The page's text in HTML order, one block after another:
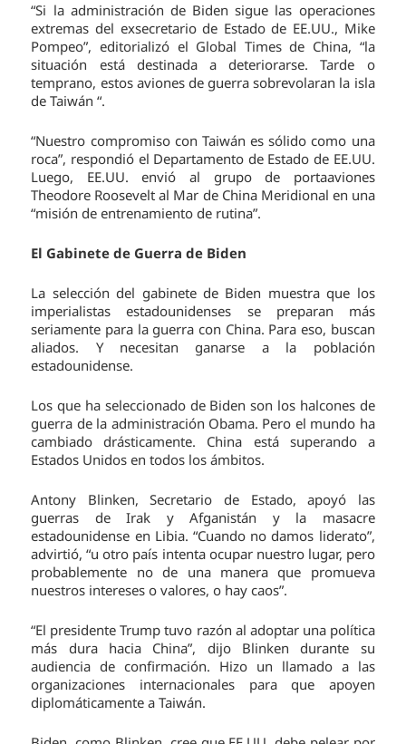
“Si la administración de Biden sigue las operaciones
extremas del exsecretario de Estado de EE.UU., Mike
Pompeo”, editorializó el Global Times de China, “la
situación está destinada a deteriorarse. Tarde o
temprano, estos aviones de guerra sobrevolaran la isla
de Taiwán “.
“Nuestro compromiso con Taiwán es sólido como una
roca”, respondió el Departamento de Estado de EE.UU.
Luego, EE.UU. envió al grupo de portaaviones
Theodore Roosevelt al Mar de China Meridional en una
“misión de entrenamiento de rutina”.
El Gabinete de Guerra de Biden
La selección del gabinete de Biden muestra que los
imperialistas estadounidenses se preparan más
seriamente para la guerra con China. Para eso, buscan
aliados. Y necesitan ganarse a la población
estadounidense.
Los que ha seleccionado de Biden son los halcones de
guerra de la administración Obama. Pero el mundo ha
cambiado drásticamente. China está superando a
Estados Unidos en todos los ámbitos.
Antony Blinken, Secretario de Estado, apoyó las
guerras de Irak y Afganistán y la masacre
estadounidense en Libia. “Cuando no damos liderato”,
advirtió, “u otro país intenta ocupar nuestro lugar, pero
probablemente no de una manera que promueva
nuestros intereses o valores, o hay caos”.
“El presidente Trump tuvo razón al adoptar una política
más dura hacia China”, dijo Blinken durante su
audiencia de confirmación. Hizo un llamado a las
organizaciones internacionales para que apoyen
diplomáticamente a Taiwán.